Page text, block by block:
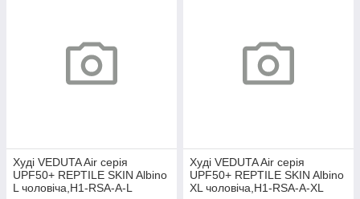
Худі VEDUTA Air серія
UPF50+ REPTILE SKIN Albino
L чоловіча,H1-RSA-A-L
Худі VEDUTA Air серія
UPF50+ REPTILE SKIN Albino
XL чоловіча,H1-RSA-A-XL